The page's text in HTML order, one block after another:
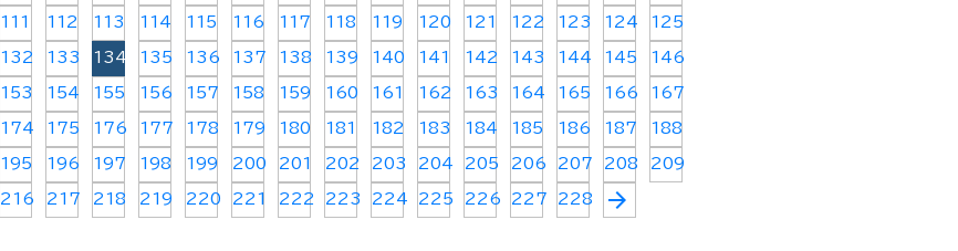
111 112 113 114 115 116 117 118 119 120 121 122 123 124 125
132 133 134 135 136 137 138 139 140 141 142 143 144 145 146
153 154 155 156 157 158 159 160 161 162 163 164 165 166 167
174 175 176 177 178 179 180 181 182 183 184 185 186 187 188
195 196 197 198 199 200 201 202 203 204 205 206 207 208 209
216 217 218 219 220 221 222 223 224 225 226 227 228 arrow_forward